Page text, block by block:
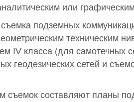
или
подземных
техническим
IV класса (для самотечных
геодезических сетей и
съемок составляют планы